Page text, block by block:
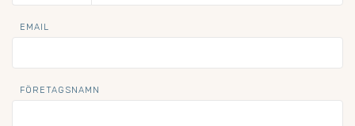
EMAIL
FÖRETAGSNAMN